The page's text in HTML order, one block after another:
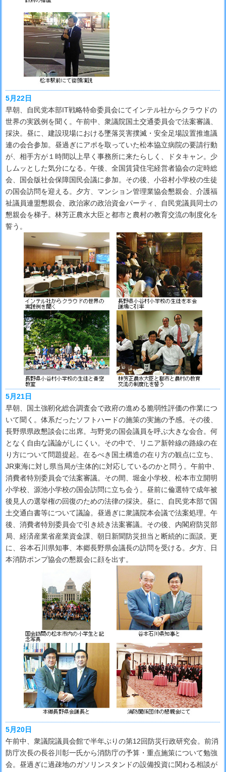
5月22日
早朝、自民党本部IT戦略特命委員会にてインテル社からクラウドの
世界の実践例を聞く。午前中、衆議院国土交通委員会で法案審議、
採決。昼に、建設現場における墜落災害撲滅・安全足場設置推進議
連の会合参加。昼過ぎにアポを取っていた松本協立病院の要請行動
が、相手方が１時間以上早く事務所に来たらしく、ドタキャン。少
しムッとした気分になる。午後、全国賃貸住宅経営者協会の定時総
会、国会版社会保障国民会議に参加。その後、小谷村小学校の生徒
の国会訪問を迎える。夕方、マンション管理業協会懇親会、介護福
祉議員連盟懇親会、政治家の政治資金パーティ、自民党議員同士の
懇親会を梯子。林芳正農水大臣と都市と農村の教育交流の制度化を
誓う。
5月21日
早朝、国土強靭化総合調査会で政府の進める脆弱性評価の作業につ
いて聞く。体系だったソフトハードの施策の実施の予感。その後、
長野県県政懇談会に出席。与野党の国会議員を呼ぶ大きな会合。何
となく自由な議論がしにくい。その中で、リニア新幹線の路線の在
り方について問題提起。在るべき国土構造の在り方の観点に立ち、
JR東海に対し県当局が主体的に対応しているのかと問う。午前中、
消費者特別委員会で法案審議。その間、堀金小学校、松本市立開明
小学校、源池小学校の国会訪問に立ち会う。昼前に倫選特で成年被
後見人の選挙権の回復のための法律の採決。昼に、自民党本部で国
土交通白書等について議論。昼過ぎに衆議院本会議で法案処理。午
後、消費者特別委員会で引き続き法案審議。その後、内閣府防災部
局、経済産業省産業資金課、朝日新聞防災担当と断続的に面談。更
に、谷本石川県知事、本郷長野県会議長の訪問を受ける。夕方、日
本消防ポンプ協会の懇親会に顔を出す。
5月20日
午前中、衆議院議員会館で半年ぶりの第12回防災行政研究会。前消
防庁次長の長谷川彰一氏から消防庁の予算・重点施策について勉強
会。昼過ぎに過疎地のガソリンスタンドの設備投資に関わる相談が